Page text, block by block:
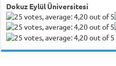
Dokuz Eylül Üniversitesi